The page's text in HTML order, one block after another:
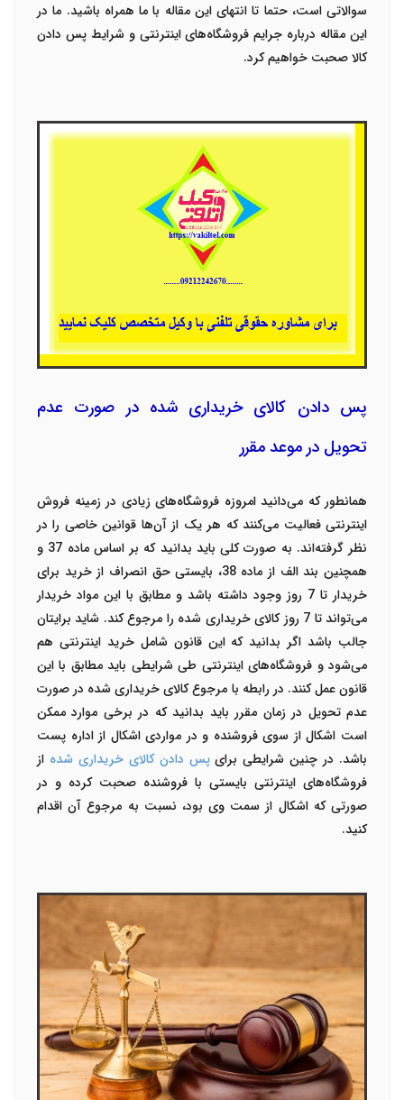
سوالاتی است، حتما تا انتهای این مقاله با ما همراه باشید. ما در
این مقاله درباره جرایم فروشگاه‌های اینترنتی و شرایط پس دادن
کالا صحبت خواهیم کرد.
پس دادن کالای خریداری شدهدر صورت عدم
تحویل در موعد مقرر
همانطور که می‌دانید امروزه فروشگاه‌های زیادی در زمینه فروش
اینترنتی فعالیت می‌کنند که هر یک از آن‌ها قوانین خاصی را در
نظر گرفته‌اند. به صورت کلی باید بدانید که بر اساس ماده 37 و
همچنین بند الف از ماده 38، بایستی حق انصراف از خرید برای
خریدار تا 7 روز وجود داشته باشد و مطابق با این مواد خریدار
می‌تواند تا 7 روز کالای خریداری شده را مرجوع کند. شاید برایتان
جالب باشد اگر بدانید که این قانون شامل خرید اینترنتی هم
می‌شود و فروشگاه‌های اینترنتی طی شرایطی باید مطابق با این
قانون عمل کنند. در رابطه با مرجوع کالای خریداری شده در صورت
عدم تحویل در زمان مقرر باید بدانید که در برخی موارد ممکن
است اشکال از سوی فروشنده و در مواردی اشکال از اداره پست
باشد. در چنین شرایطی برایپس دادن کالای خریداری شده از
فروشگاه‌های اینترنتی بایستی با فروشنده صحبت کرده و در
صورتی که اشکال از سمت وی بود، نسبت به مرجوع آن اقدام
کنید.